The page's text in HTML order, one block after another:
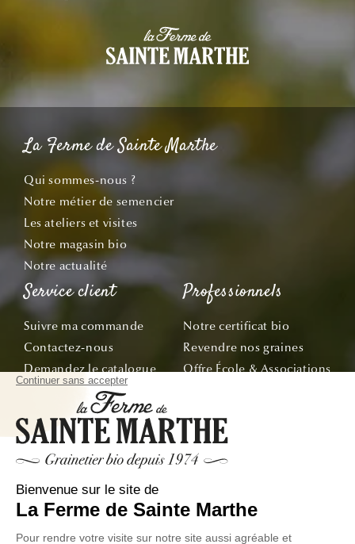
La Ferme de Sainte Marthe
Qui sommes-nous ?
Notre métier de semencier
Les ateliers et visites
Notre magasin bio
Notre actualité
Service client
Suivre ma commande
Contactez-nous
Demandez le catalogue
Bon de commande
Tous nos conseils
Professionnels
Notre certificat bio
Revendre nos graines
Offre École & Associations
Abonnez-vous
E-mail